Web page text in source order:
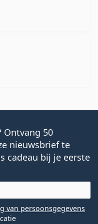
Ontvang 50
nieuwsbrief te
cadeau bij je eerste
van persoonsgegevens